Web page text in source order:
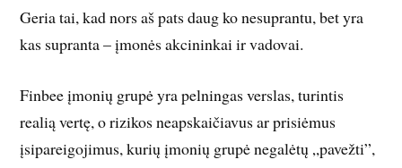
Geria tai, kad nors aš pats daug ko nesuprantu, bet yra
kas supranta – įmonės akcininkai ir vadovai.
Finbee įmonių grupė yra pelningas verslas, turintis
realią vertę, o rizikos neapskaičiavus ar prisiėmus
įsipareigojimus, kurių įmonių grupė negalėtų „pavežti”,